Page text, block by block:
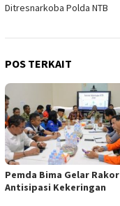
Ditresnarkoba Polda NTB
POS TERKAIT
Pemda Bima Gelar Rakor
Antisipasi Kekeringan